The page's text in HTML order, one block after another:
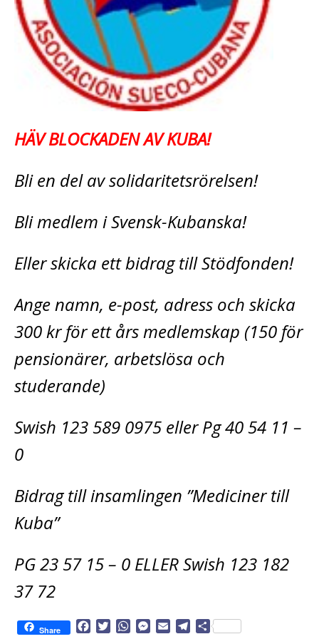
HÄV BLOCKADEN AV KUBA!
Bli en del av solidaritetsrörelsen!
Bli medlem i Svensk-Kubanska!
Eller skicka ett bidrag till Stödfonden!
Ange namn, e-post, adress och skicka
300 kr för ett års medlemskap (150 för
pensionärer, arbetslösa och
studerande)
Swish 123 589 0975 eller Pg 40 54 11 –
0
Bidrag till insamlingen ”Mediciner till
Kuba”
PG 23 57 15 – 0 ELLER Swish 123 182
37 72
Share
W
M
D